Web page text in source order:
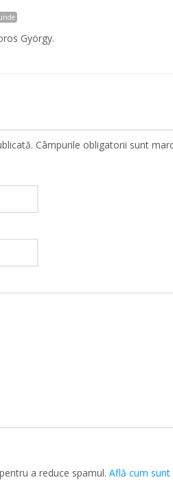
György.
Câmpurile obligatorii sunt
a reduce spamul. Află cum